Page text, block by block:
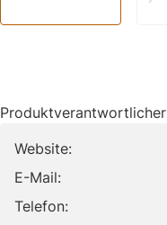
Produktverantwortlicher
Website:
E-Mail:
Telefon: